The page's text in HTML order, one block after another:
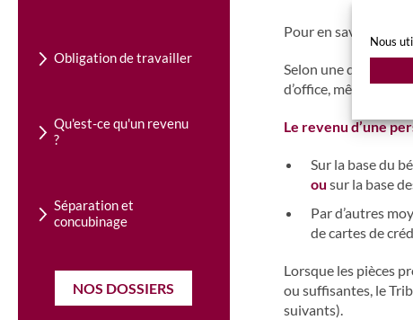
Obligation de travailler
Qu'est-ce qu'un revenu
?
Séparation et
concubinage
NOS DOSSIERS
Pour en savoir plus,
Selon une décision
d’office, même si
Le revenu d’une
Sur la base du
ou sur la base
Par d’autres
de cartes de
Lorsque les pièces
ou suffisantes, le
suivants).
Nous